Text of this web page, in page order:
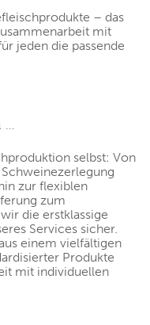
– das
mit
jeden die passende
…
selbst: Von
zur flexiblen
zum
die erstklassige
Services sicher.
einem vielfältigen
Produkte
mit individuellen